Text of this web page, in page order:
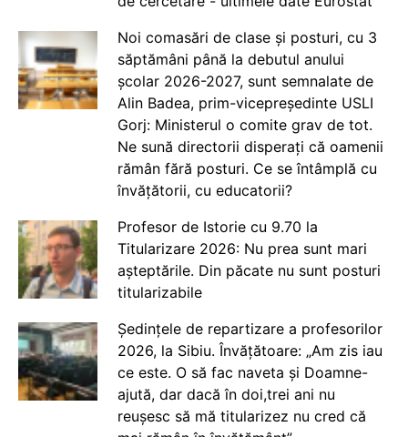
Noi comasări de clase și posturi, cu 3
săptămâni până la debutul anului
școlar 2026-2027, sunt semnalate de
Alin Badea, prim-vicepreședinte USLI
Gorj: Ministerul o comite grav de tot.
Ne sună directorii disperați că oamenii
rămân fără posturi. Ce se întâmplă cu
învățătorii, cu educatorii?
Profesor de Istorie cu 9.70 la
Titularizare 2026: Nu prea sunt mari
așteptările. Din păcate nu sunt posturi
titularizabile
Ședințele de repartizare a profesorilor
2026, la Sibiu. Învățătoare: „Am zis iau
ce este. O să fac naveta și Doamne-
ajută, dar dacă în doi,trei ani nu
reușesc să mă titularizez nu cred că